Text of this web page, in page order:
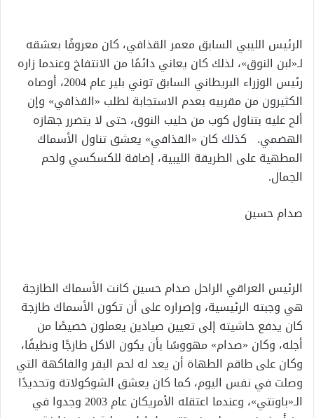
الرئيس الليبي السابق معمر القذافي، كان معروفًا بعشقه
لـ«لبن النوق»، لذلك كان يعاني دائمًا من الانتفاخ وعندما زاره
رئيس الوزراء البريطاني السابق توني بلير عام 2004، أوصاه
الكثيرون من مقربيه بعدم الاستجابة لطلب «القذافي» وإن
ألح عليه بتناول كوب من حليب النوق، حتى لا يتضرر جهازه
الهضمي. كذلك كان «القذافي» يعشق تناول الأسماك
المطهية على الطريقة الليبية، إضافة للكسكسي ولحم
الجمال.
صدام حسين
الرئيس العراقي الراحل صدام حسين كانت الأسماك الطازجة
هي وجبته الرئيسية، وإصراره على أن تكون الأسماك طازجة
كان يدفع حاشيته إلى تعيين صيادين يعملون خصيصًا من
أجله، وكان «صدام» مهووسًا بأن يكون الاكل طازجًا ونظيفًا،
وكان على طاقم الطهاة أن يعد له لحم البقر والفاكهة التي
وصلت في نفس اليوم، كما كان يعشق الشوكولاتة وتحديدًا
الـ«باونتي»، وعندما اعتقله الأمريكان عام 2003 وجدوا في